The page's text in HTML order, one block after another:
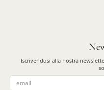
Iscrivendosi alla nostra